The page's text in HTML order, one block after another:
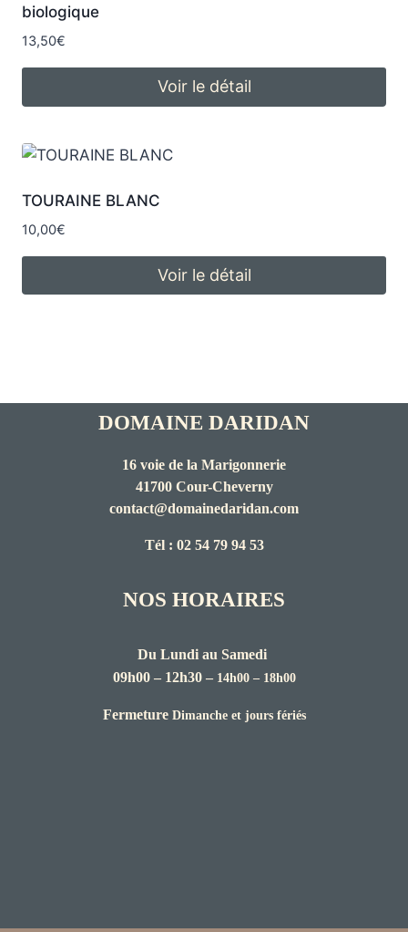
biologique
13,50€
Voir le détail
TOURAINE BLANC
10,00€
Voir le détail
DOMAINE DARIDAN
16 voie de la Marigonnerie
41700 Cour-Cheverny
contact@domainedaridan.com
Tél : 02 54 79 94 53
NOS HORAIRES
Du Lundi au Samedi
09h00 – 12h30 – 14h00 – 18h00
Fermeture Dimanche et jours fériés